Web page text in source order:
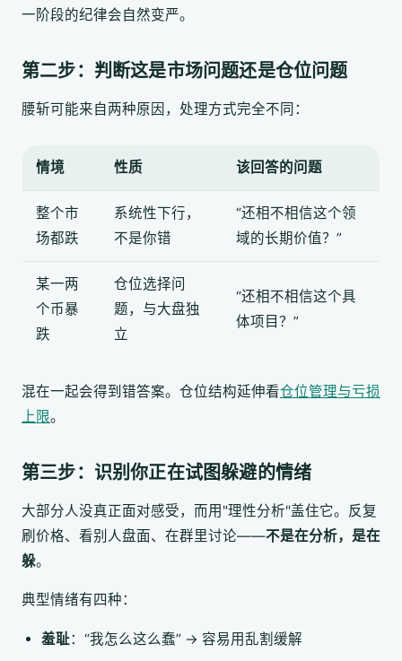
一阶段的纪律会自然变严。
第二步：判断这是市场问题还是仓位问题
腰斩可能来自两种原因，处理方式完全不同：
情境 性质 该回答的问题
整个市
场都跌
系统性下行，
不是你错
“还相不相信这个领
域的长期价值？”
某一两
个币暴
跌
仓位选择问
题，与大盘独
立
“还相不相信这个具
体项目？”
混在一起会得到错答案。仓位结构延伸看仓位管理与亏损
上限。
第三步：识别你正在试图躲避的情绪
大部分人没真正面对感受，而用"理性分析"盖住它。反复
刷价格、看别人盘面、在群里讨论——不是在分析，是在
躲。
典型情绪有四种：
羞耻：“我怎么这么蠢” → 容易用乱割缓解